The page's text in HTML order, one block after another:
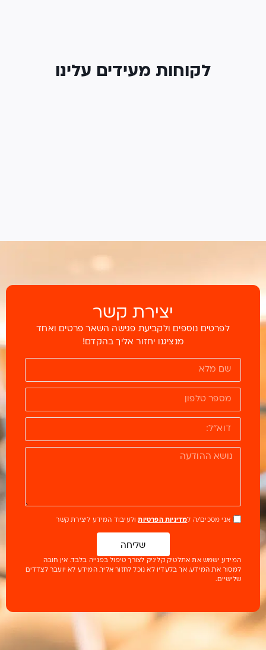
לקוחות מעידים עלינו
יצירת קשר
לפרטים נוספים ולקביעת פגישה השאר פרטים ואחד
מנציגנו יחזור אליך בהקדם!
אני מסכים/ה למדיניות הפרטיותולעיבוד המידע ליצירת קשר
שליחה
המידע ישמש את אתלטיק קליניק לצורך טיפול בפנייה בלבד. אין חובה
למסור את המידע, אך בלעדיו לא נוכל לחזור אליך. המידע לא יועבר לצדדים
שלישיים.